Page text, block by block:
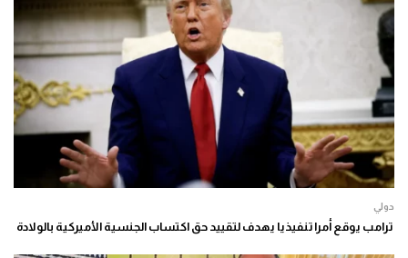
دولي
ترامب يوقع أمرا تنفيذيا يهدف لتقييد حق اكتساب الجنسية الأميركية بالولادة